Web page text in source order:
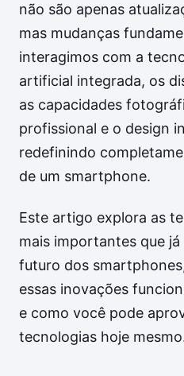
não são apenas
mas mudanças
interagimos com a
artificial integrada, os
as capacidades
profissional e o design
redefinindo
de um smartphone.
Este artigo explora as
mais importantes que
futuro dos
essas inovações
e como você pode
tecnologias hoje